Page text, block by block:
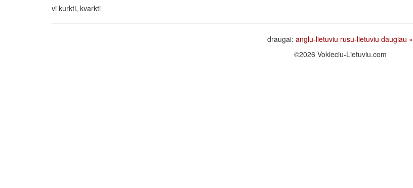
vi kurkti, kvarkti
draugai: anglu-lietuviu rusu-lietuviu daugiau »
©2026 Vokieciu-Lietuviu.com